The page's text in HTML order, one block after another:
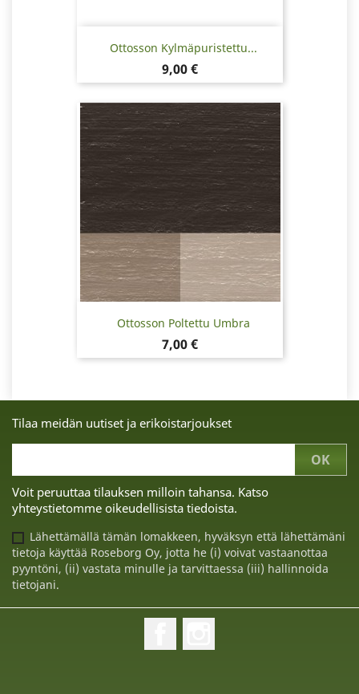
Ottosson Kylmäpuristettu...
Hinta
9,00 €
Ottosson Poltettu Umbra
Hinta
7,00 €
Tilaa meidän uutiset ja erikoistarjoukset
Voit peruuttaa tilauksen milloin tahansa. Katso
yhteystietomme oikeudellisista tiedoista.
Lähettämällä tämän lomakkeen, hyväksyn että lähettämäni
tietoja käyttää Roseborg Oy, jotta he (i) voivat vastaanottaa
pyyntöni, (ii) vastata minulle ja tarvittaessa (iii) hallinnoida
tietojani.